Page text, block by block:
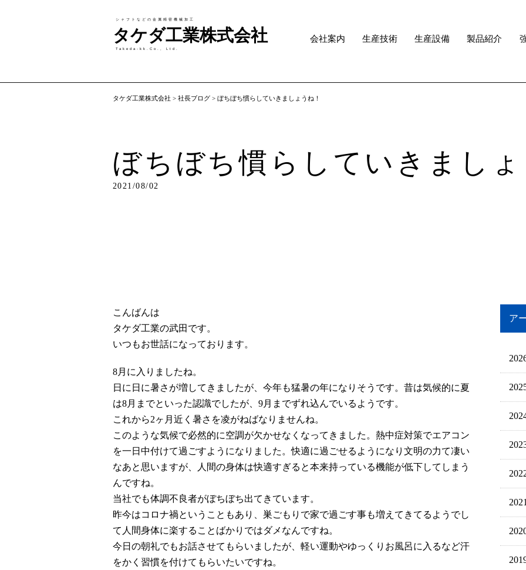
シャフトなどの金属精密機械加工
タケダ工業株式会社
Takeda-kk.Co., Ltd.
会社案内 生産技術 生産設備 製品紹介
タケダ工業株式会社 > 社長ブログ > ぼちぼち慣らしていきましょうね！
ぼちぼち慣らしていきましょ
2021/08/02
こんばんは
タケダ工業の武田です。
いつもお世話になっております。
8月に入りましたね。
日に日に暑さが増してきましたが、今年も猛暑の年になりそうです。昔は気候的に夏
は8月までといった認識でしたが、9月までずれ込んでいるようです。
これから2ヶ月近く暑さを凌がねばなりませんね。
このような気候で必然的に空調が欠かせなくなってきました。熱中症対策でエアコン
を一日中付けて過ごすようになりました。快適に過ごせるようになり文明の力て凄い
なあと思いますが、人間の身体は快適すぎると本来持っている機能が低下してしまう
んですね。
当社でも体調不良者がぼちぼち出てきています。
昨今はコロナ禍ということもあり、巣ごもりで家で過ごす事も増えてきてるようでし
て人間身体に楽することばかりではダメなんですね。
今日の朝礼でもお話させてもらいましたが、軽い運動やゆっくりお風呂に入るなど汗
をかく習慣を付けてもらいたいですね。
ア
2021